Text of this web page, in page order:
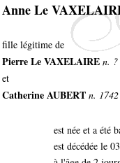
Anne Le
fille légitime de
Pierre Le VAXELAIRE n.
et
Catherine AUBERT n.
est née et a été
est décédée le